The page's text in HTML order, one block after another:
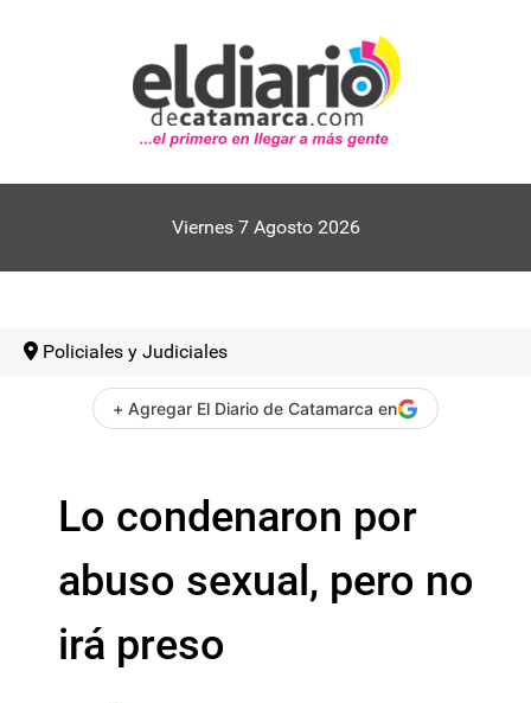
Viernes 7 Agosto 2026
Policiales y Judiciales
+ Agregar El Diario de Catamarca en
Lo condenaron por
abuso sexual, pero no
irá preso